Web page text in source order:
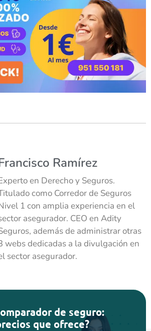
Ramírez
en Derecho y Seguros.
como Corredor de Seguros
1 con amplia experiencia en el
asegurador. CEO en Adity
además de administrar otras
webs dedicadas a la divulgación en
sector asegurador.
de seguro:
que ofrece?